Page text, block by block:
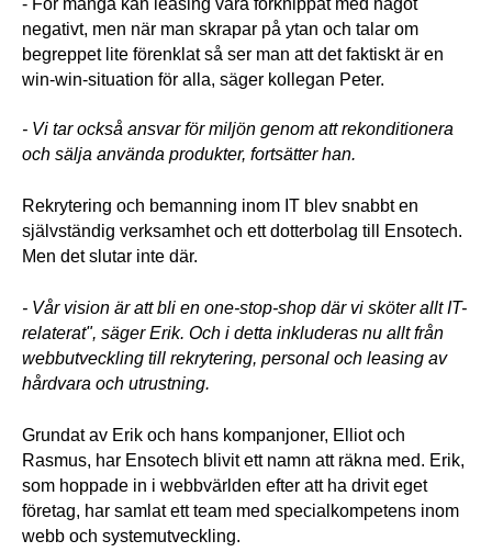
negativt, men när man skrapar på ytan och talar om
begreppet lite förenklat så ser man att det faktiskt är en
win-win-situation för alla, säger kollegan Peter.
- Vi tar också ansvar för miljön genom att rekonditionera
och sälja använda produkter, fortsätter han.
Rekrytering och bemanning inom IT blev snabbt en
självständig verksamhet och ett dotterbolag till Ensotech.
Men det slutar inte där.
- Vår vision är att bli en one-stop-shop där vi sköter allt IT-
relaterat", säger Erik. Och i detta inkluderas nu allt från
webbutveckling till rekrytering, personal och leasing av
hårdvara och utrustning.
Grundat av Erik och hans kompanjoner, Elliot och
Rasmus, har Ensotech blivit ett namn att räkna med. Erik,
som hoppade in i webbvärlden efter att ha drivit eget
företag, har samlat ett team med specialkompetens inom
webb och systemutveckling.